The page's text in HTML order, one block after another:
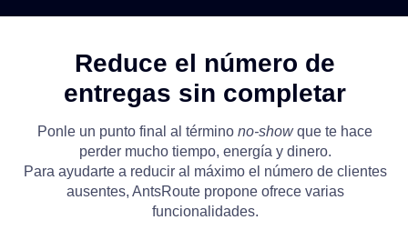
Reduce el número de
entregas sin completar
Ponle un punto final al término no-showque te hace
perder mucho tiempo, energía y dinero.
Para ayudarte a reducir al máximo el número de clientes
ausentes, AntsRoute propone ofrece varias
funcionalidades.